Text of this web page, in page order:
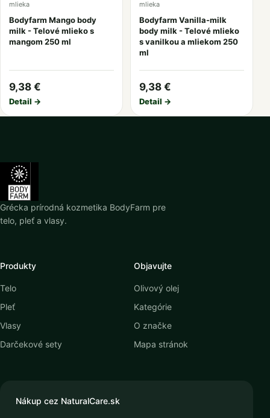
mlieka
Bodyfarm Mango body
milk - Telové mlieko s
mangom 250 ml
9,38 €
Detail →
mlieka
Bodyfarm Vanilla-milk
body milk - Telové mlieko
s vanilkou a mliekom 250
ml
9,38 €
Detail →
Grécka prírodná kozmetika BodyFarm pre
telo, pleť a vlasy.
Produkty
Telo
Pleť
Vlasy
Darčekové sety
Objavujte
Olivový olej
Kategórie
O značke
Mapa stránok
Nákup cez NaturalCare.sk